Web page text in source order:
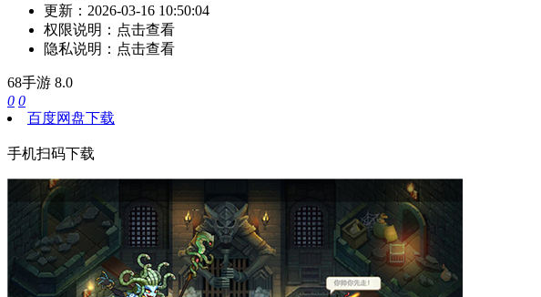
更新： 2026-03-16 10:50:04
权限说明： 点击查看
隐私说明： 点击查看
68手游 8.0
0 0
百度网盘下载
手机扫码下载